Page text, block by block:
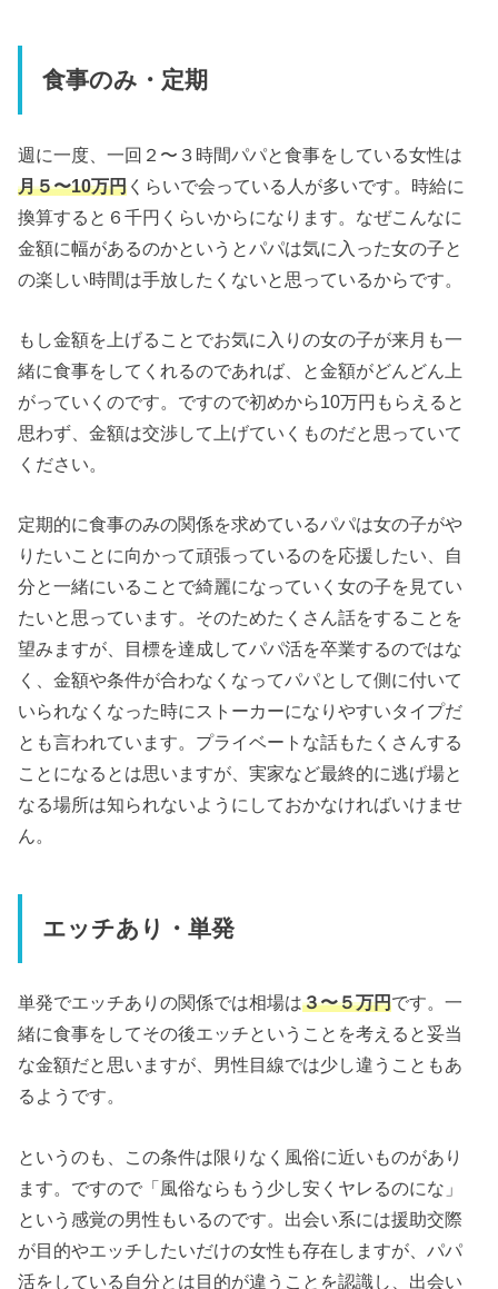
食事のみ・定期
週に一度、一回２〜３時間パパと食事をしている女性は
月５〜10万円 くらいで会っている人が多いです。時給に
換算すると６千円くらいからになります。なぜこんなに
金額に幅があるのかというとパパは気に入った女の子と
の楽しい時間は手放したくないと思っているからです。
もし金額を上げることでお気に入りの女の子が来月も一
緒に食事をしてくれるのであれば、と金額がどんどん上
がっていくのです。ですので初めから10万円もらえると
思わず、金額は交渉して上げていくものだと思っていて
ください。
定期的に食事のみの関係を求めているパパは女の子がや
りたいことに向かって頑張っているのを応援したい、自
分と一緒にいることで綺麗になっていく女の子を見てい
たいと思っています。そのためたくさん話をすることを
望みますが、目標を達成してパパ活を卒業するのではな
く、金額や条件が合わなくなってパパとして側に付いて
いられなくなった時にストーカーになりやすいタイプだ
とも言われています。プライベートな話もたくさんする
ことになるとは思いますが、実家など最終的に逃げ場と
なる場所は知られないようにしておかなければいけませ
ん。
エッチあり・単発
単発でエッチありの関係では相場は３〜５万円です。一
緒に食事をしてその後エッチということを考えると妥当
な金額だと思いますが、男性目線では少し違うこともあ
るようです。
というのも、この条件は限りなく風俗に近いものがあり
ます。ですので「風俗ならもう少し安くヤレるのにな」
という感覚の男性もいるのです。出会い系には援助交際
が目的やエッチしたいだけの女性も存在しますが、パパ
活をしている自分とは目的が違うことを認識し、出会い